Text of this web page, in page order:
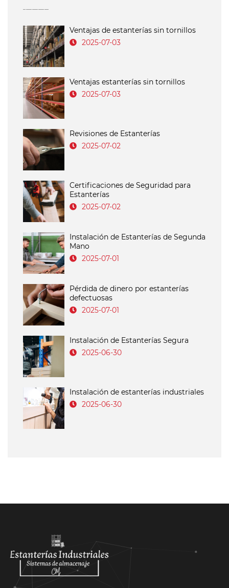
Ventajas de estanterías sin tornillos
2025-07-03
Ventajas estanterías sin tornillos
2025-07-03
Revisiones de Estanterías
2025-07-02
Certificaciones de Seguridad para
Estanterías
2025-07-02
Instalación de Estanterías de Segunda
Mano
2025-07-01
Pérdida de dinero por estanterías
defectuosas
2025-07-01
Instalación de Estanterías Segura
2025-06-30
Instalación de estanterías industriales
2025-06-30